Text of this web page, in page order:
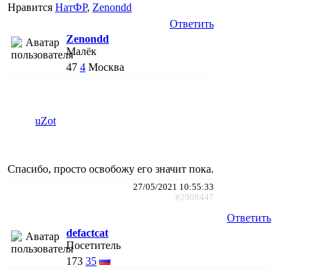
Нравится НатФР, Zenondd
Ответить
Zenondd
Малёк
47 4 Москва
uZot
Спасибо, просто освобожу его значит пока.
27/05/2021 10:55:33
#2908447
Ответить
defactcat
Посетитель
173 35